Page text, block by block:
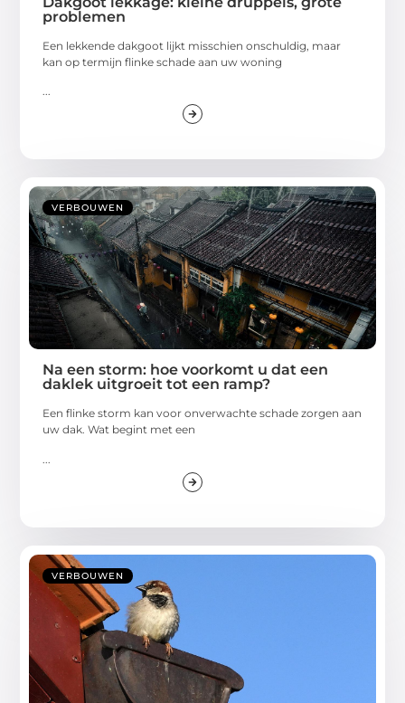
problemen
Een lekkende dakgoot lijkt misschien onschuldig, maar
kan op termijn flinke schade aan uw woning
...
VERBOUWEN
Na een storm: hoe voorkomt u dat een
daklek uitgroeit tot een ramp?
Een flinke storm kan voor onverwachte schade zorgen aan
uw dak. Wat begint met een
VERBOUWEN